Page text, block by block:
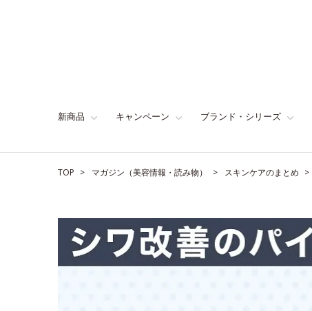
新商品 キャンペーン ブランド・シリーズ
TOP マガジン（美容情報・読み物） スキンケアのまとめ